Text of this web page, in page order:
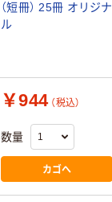
（短冊） 25冊 オリジナ
ル
￥944 （税込）
数量
カゴへ